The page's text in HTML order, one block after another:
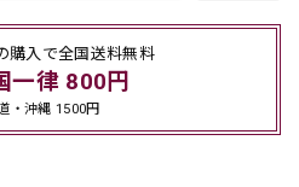
購入で全国送料無料
一律 800円
・沖縄 1500円